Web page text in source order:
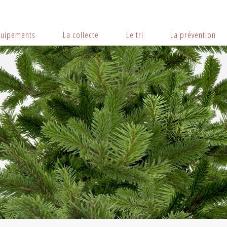
La collecte Le tri La prévention